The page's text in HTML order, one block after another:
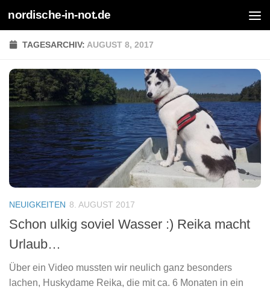
Zum Inhalt springen
nordische-in-not.de
TAGESARCHIV: AUGUST 8, 2017
NEUIGKEITEN 8. AUGUST 2017
Schon ulkig soviel Wasser :) Reika macht
Urlaub…
Über ein Video mussten wir neulich ganz besonders
lachen, Huskydame Reika, die mit ca. 6 Monaten in ein